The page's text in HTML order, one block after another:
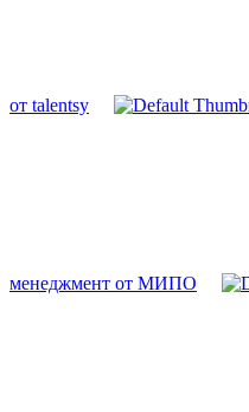
от talentsy
менеджмент от МИПО